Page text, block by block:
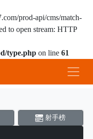
prod-api/cms/match-
to open stream: HTTP
type.php on line 61
射手榜